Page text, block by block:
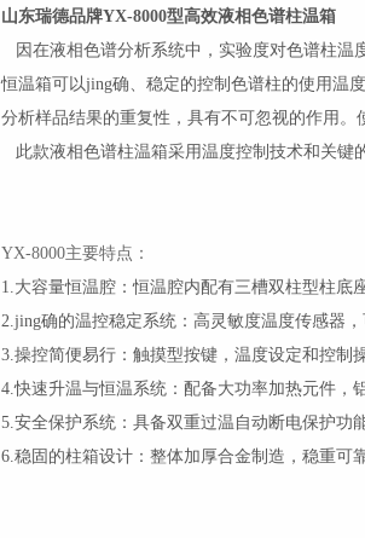
山东瑞德品牌YX-8000型高效液相色谱柱温箱
因在液相色谱分析系统中，实验度对色谱柱温
恒温箱可以jing确、稳定的控制色谱柱的使用温
分析样品结果的重复性，具有不可忽视的作用。
此款液相色谱柱温箱采用温度控制技术和关键
YX-8000主要特点：
1.大容量恒温腔：恒温腔内配有三槽双柱型柱底
2.jing确的温控稳定系统：高灵敏度温度传感器
3.操控简便易行：触摸型按键，温度设定和控制
4.快速升温与恒温系统：配备大功率加热元件，
5.安全保护系统：具备双重过温自动断电保护功
6.稳固的柱箱设计：整体加厚合金制造，稳重可靠